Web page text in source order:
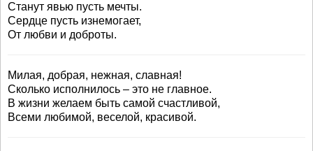
Станут явью пусть мечты.
Сердце пусть изнемогает,
От любви и доброты.
Милая, добрая, нежная, славная!
Сколько исполнилось – это не главное.
В жизни желаем быть самой счастливой,
Всеми любимой, веселой, красивой.